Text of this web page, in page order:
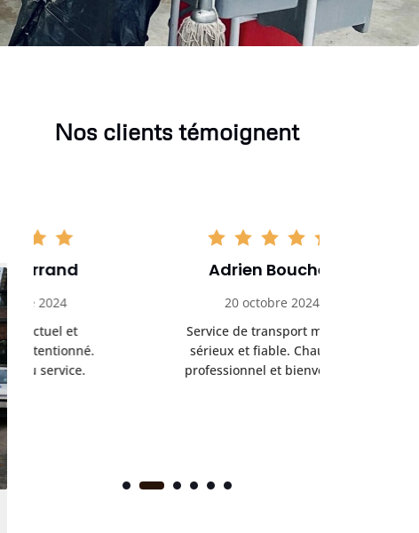
Nos clients témoignent
Adrien Bouchet
Service de transport médical
sérieux et fiable. Chauffeur
professionnel et bienveillant.